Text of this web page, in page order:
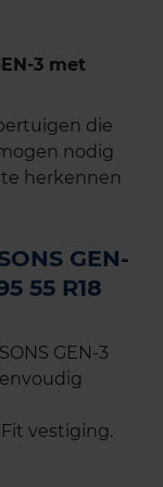
3 met
die
nodig
herkennen
GEN-
55 R18
GEN-3
vestiging.